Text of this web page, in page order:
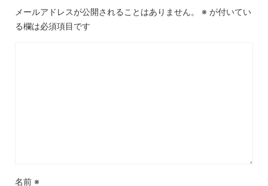
メールアドレスが公開されることはありません。 ※ が付いてい
る欄は必須項目です
名前 ※